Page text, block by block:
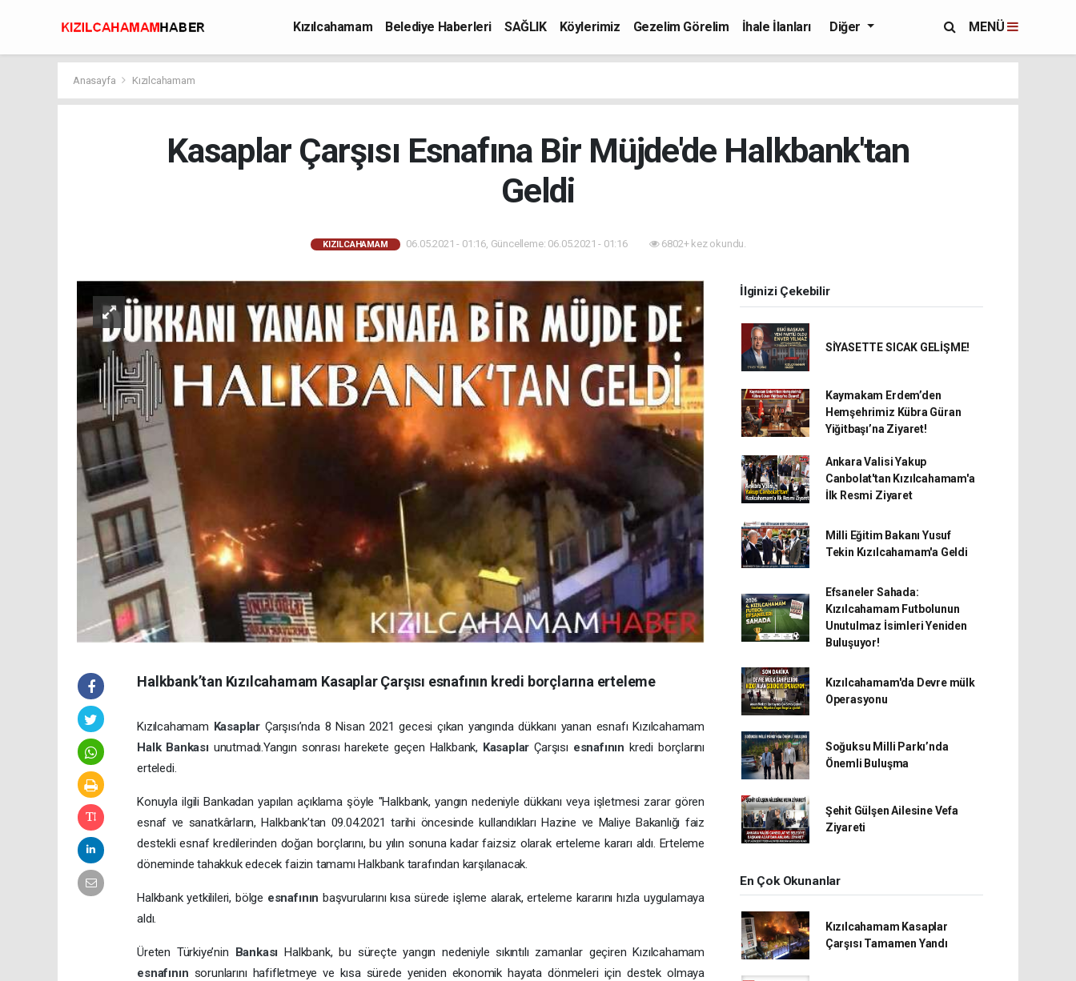
Kızılcahamam Belediye Haberleri SAĞLIK Köylerimiz Gezelim Görelim
İhale İlanları
Diğer MENÜ
Anasayfa Kızılcahamam
Kasaplar Çarşısı Esnafına Bir Müjde'de Halkbank'tan
Geldi
KIZILCAHAMAM 06.05.2021 - 01:16, Güncelleme: 06.05.2021 - 01:16 6802+ kez okundu.
Halkbank’tan Kızılcahamam Kasaplar Çarşısı esnafının kredi borçlarına erteleme
Kızılcahamam Kasaplar Çarşısı’nda 8 Nisan 2021 gecesi çıkan yangında dükkanı yanan esnafı Kızılcahamam
Halk Bankası unutmadı.Yangın sonrası harekete geçen Halkbank, KasaplarÇarşısı esnafının kredi borçlarını
erteledi.
Konuyla ilgili Bankadan yapılan açıklama şöyle "Halkbank, yangın nedeniyle dükkanı veya işletmesi zarar gören
esnaf ve sanatkârların, Halkbank’tan 09.04.2021 tarihi öncesinde kullandıkları Hazine ve Maliye Bakanlığı faiz
destekli esnaf kredilerinden doğan borçlarını, bu yılın sonuna kadar faizsiz olarak erteleme kararı aldı. Erteleme
döneminde tahakkuk edecek faizin tamamı Halkbank tarafından karşılanacak.
Halkbank yetkilileri, bölge esnafının başvurularını kısa sürede işleme alarak, erteleme kararını hızla uygulamaya
aldı.
Üreten Türkiye’nin BankasıHalkbank, bu süreçte yangın nedeniyle sıkıntılı zamanlar geçiren Kızılcahamam
esnafının sorunlarını hafifletmeye ve kısa sürede yeniden ekonomik hayata dönmeleri için destek olmaya
İlginizi Çekebilir
SİYASETTE SICAK GELİŞME!
Kaymakam Erdem’den
Hemşehrimiz Kübra Güran
Yiğitbaşı’na Ziyaret!
Ankara Valisi Yakup
Canbolat'tan Kızılcahamam'a
İlk Resmi Ziyaret
Milli Eğitim Bakanı Yusuf
Tekin Kızılcahamam'a Geldi
Efsaneler Sahada:
Kızılcahamam Futbolunun
Unutulmaz İsimleri Yeniden
Buluşuyor!
Kızılcahamam'da Devre mülk
Operasyonu
Soğuksu Milli Parkı’nda
Önemli Buluşma
Şehit Gülşen Ailesine Vefa
Ziyareti
En Çok Okunanlar
Kızılcahamam Kasaplar
Çarşısı Tamamen Yandı